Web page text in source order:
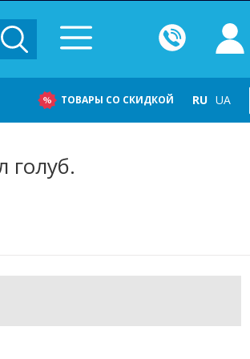
ТОВАРЫ СО СКИДКОЙ RU UA
голуб.